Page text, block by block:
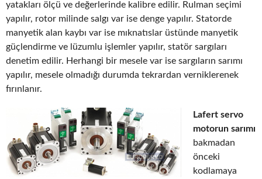
yatakları ölçü ve değerlerinde kalibre edilir. Rulman seçimi
yapılır, rotor milinde salgı var ise denge yapılır. Statorde
manyetik alan kaybı var ise mıknatıslar üstünde manyetik
güçlendirme ve lüzumlu işlemler yapılır, statör sargıları
denetim edilir. Herhangi bir mesele var ise sargıların sarımı
yapılır, mesele olmadığı durumda tekrardan verniklerenek
fırınlanır.
Lafert servo
motorun sarımı
bakmadan
önceki
kodlamaya